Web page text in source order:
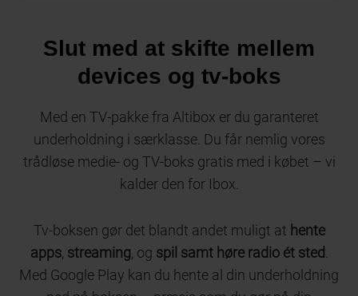
Slut med at skifte mellem
devices og tv-boks
Med en TV-pakke fra Altibox er du garanteret
underholdning i særklasse. Du får nemlig vores
trådløse medie- og TV-boks gratis med i købet – vi
kalder den for Ibox.
Tv-boksen gør det blandt andet muligt at hente
apps, streaming , og spil samt høre radio ét sted
Med Google Play kan du hente al din underholdning